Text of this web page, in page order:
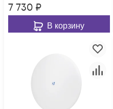
7 730 ₽
В корзину